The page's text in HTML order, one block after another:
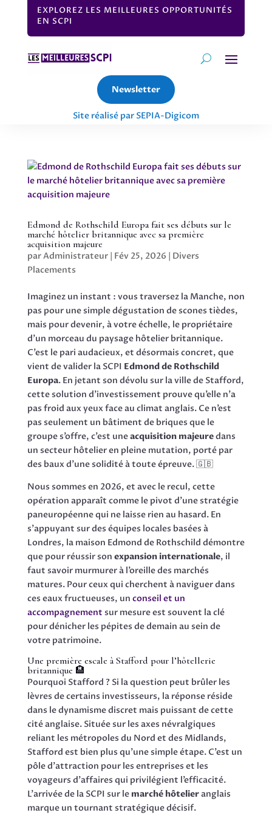
EXPLOREZ LES MEILLEURES OPPORTUNITÉS
EN SCPI
Newsletter
Site réalisé par SEPIA-Digicom
Edmond de Rothschild Europa fait ses débuts sur le
marché hôtelier britannique avec sa première
acquisition majeure
parAdministrateur| Fév 25, 2026 | Divers
Placements
Imaginez un instant : vous traversez la Manche, non
pas pour une simple dégustation de scones tièdes,
mais pour devenir, à votre échelle, le propriétaire
d’un morceau du paysage hôtelier britannique.
C’est le pari audacieux, et désormais concret, que
vient de valider la SCPI Edmond de Rothschild
Europa. En jetant son dévolu sur la ville de Stafford,
cette solution d’investissement prouve qu’elle n’a
pas froid aux yeux face au climat anglais. Ce n’est
pas seulement un bâtiment de briques que le
groupe s’offre, c’est uneacquisition majeuredans
un secteur hôtelier en pleine mutation, porté par
des baux d’une solidité à toute épreuve. 🇬🇧
Nous sommes en 2026, et avec le recul, cette
opération apparaît comme le pivot d’une stratégie
paneuropéenne qui ne laisse rien au hasard. En
s’appuyant sur des équipes locales basées à
Londres, la maison Edmond de Rothschild démontre
que pour réussir son expansion internationale, il
faut savoir murmurer à l’oreille des marchés
matures. Pour ceux qui cherchent à naviguer dans
ces eaux fructueuses, un conseil et un
accompagnement sur mesure est souvent la clé
pour dénicher les pépites de demain au sein de
votre patrimoine.
Une première escale à Stafford pour l’hôtellerie
britannique 🏨
Pourquoi Stafford ? Si la question peut brûler les
lèvres de certains investisseurs, la réponse réside
dans le dynamisme discret mais puissant de cette
cité anglaise. Située sur les axes névralgiques
reliant les métropoles du Nord et des Midlands,
Stafford est bien plus qu’une simple étape. C’est un
pôle d’attraction pour les entreprises et les
voyageurs d’affaires qui privilégient l’efficacité.
L’arrivée de la SCPI sur le marché hôtelieranglais
marque un tournant stratégique décisif.